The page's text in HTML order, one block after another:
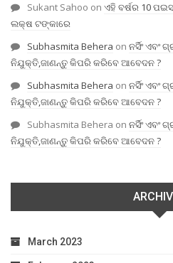
Sukant Sahoo on ଏହି ବର୍ଷର 10
ଲକ୍ଷ ଟଙ୍କାରେ
Subhasmita Behera on ନର୍ସିଂ ଏବଂ
ନିଯୁକ୍ତି,ଜାଣନ୍ତୁ କିପରି କରିବେ ଆବେଦନ ?
Subhasmita Behera on ନର୍ସିଂ ଏବଂ
ନିଯୁକ୍ତି,ଜାଣନ୍ତୁ କିପରି କରିବେ ଆବେଦନ ?
Subhasmita Behera on ନର୍ସିଂ ଏବଂ
ନିଯୁକ୍ତି,ଜାଣନ୍ତୁ କିପରି କରିବେ ଆବେଦନ ?
March 2023